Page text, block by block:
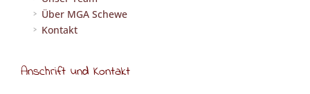
Über MGA Schewe
Kontakt
Anschrift und Kontakt